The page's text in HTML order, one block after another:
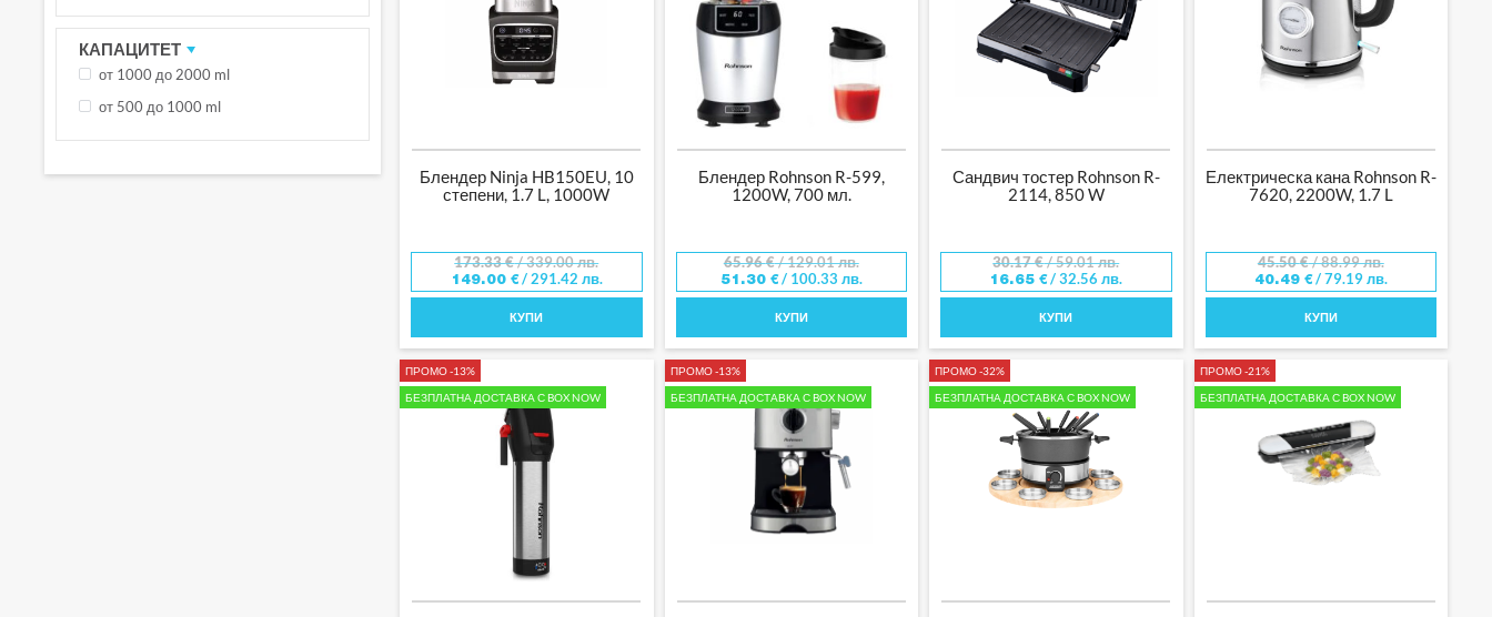
Блендер Ninja HB150EU, 10
степени, 1.7 L, 1000W
173.33€/ 339.00 лв.
149.00 €/ 291.42 лв.
КУПИ
Блендер Rohnson R-599,
1200W, 700 мл.
65.96€/ 129.01 лв.
51.30 €/ 100.33 лв.
КУПИ
Сандвич тостер Rohnson R-
2114, 850 W
30.17€/ 59.01 лв.
16.65€/ 32.56 лв.
КУПИ
Електрическа кана Rohnson R-
7620, 2200W, 1.7 L
45.50€/ 88.99 лв.
40.49 €/ 79.19 лв.
КУПИ
ПРОМО -13%
БЕЗПЛАТНА ДОСТАВКА С BOX NOW
ПРОМО -13%
БЕЗПЛАТНА ДОСТАВКА С BOX NOW
ПРОМО -32%
БЕЗПЛАТНА ДОСТАВКА С BOX NOW
ПРОМО -21%
БЕЗПЛАТНА ДОСТАВКА С BOX NOW
КАПАЦИТЕТ
от 1000 до 2000 ml
от 500 до 1000 ml